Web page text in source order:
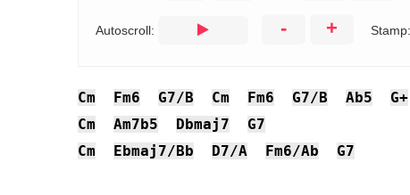
Autoscroll: - + Stamp:
Cm Fm6 G7/B Cm Fm6 G7/B Ab5 G+
Cm
Am7b5 Dbmaj7
G7
Cm
Ebmaj7/Bb D7/A Fm6/Ab G7